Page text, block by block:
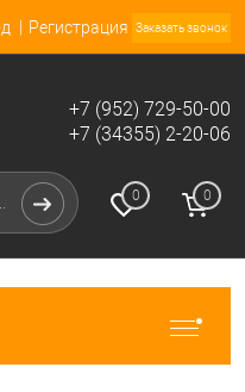
Регистрация Заказать звонок
+7 (952) 729-50-00
+7 (34355) 2-20-06
0 0